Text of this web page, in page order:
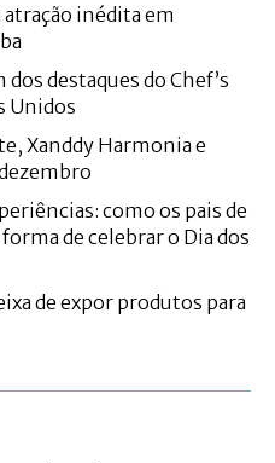
inédita em
destaques do Chef’s
Unidos
Xanddy Harmonia e
como os pais de
de celebrar o Dia dos
de expor produtos para